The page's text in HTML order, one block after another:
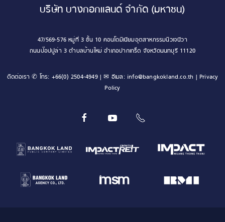
บริษัท บางกอกแลนด์ จำกัด (มหาชน)
47/569-576 หมู่ที่ 3 ชั้น 10 คอนโดมิเนียมอุตสาหกรรมนิวเจนีวา
ถนนป๊อปปูล่า 3 ตำบลบ้านใหม่ อำเภอปากเกร็ด จังหวัดนนทบุรี 11120
ติดต่อเรา ✆ โทร: +66(0) 2504-4949| ✉ อีเมล: info@bangkokland.co.th | Privacy
Policy